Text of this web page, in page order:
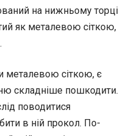
на нижньому торці
як металевою сіткою,
металевою сіткою, є
складніше пошкодити.
поводитися
в ній прокол. По-